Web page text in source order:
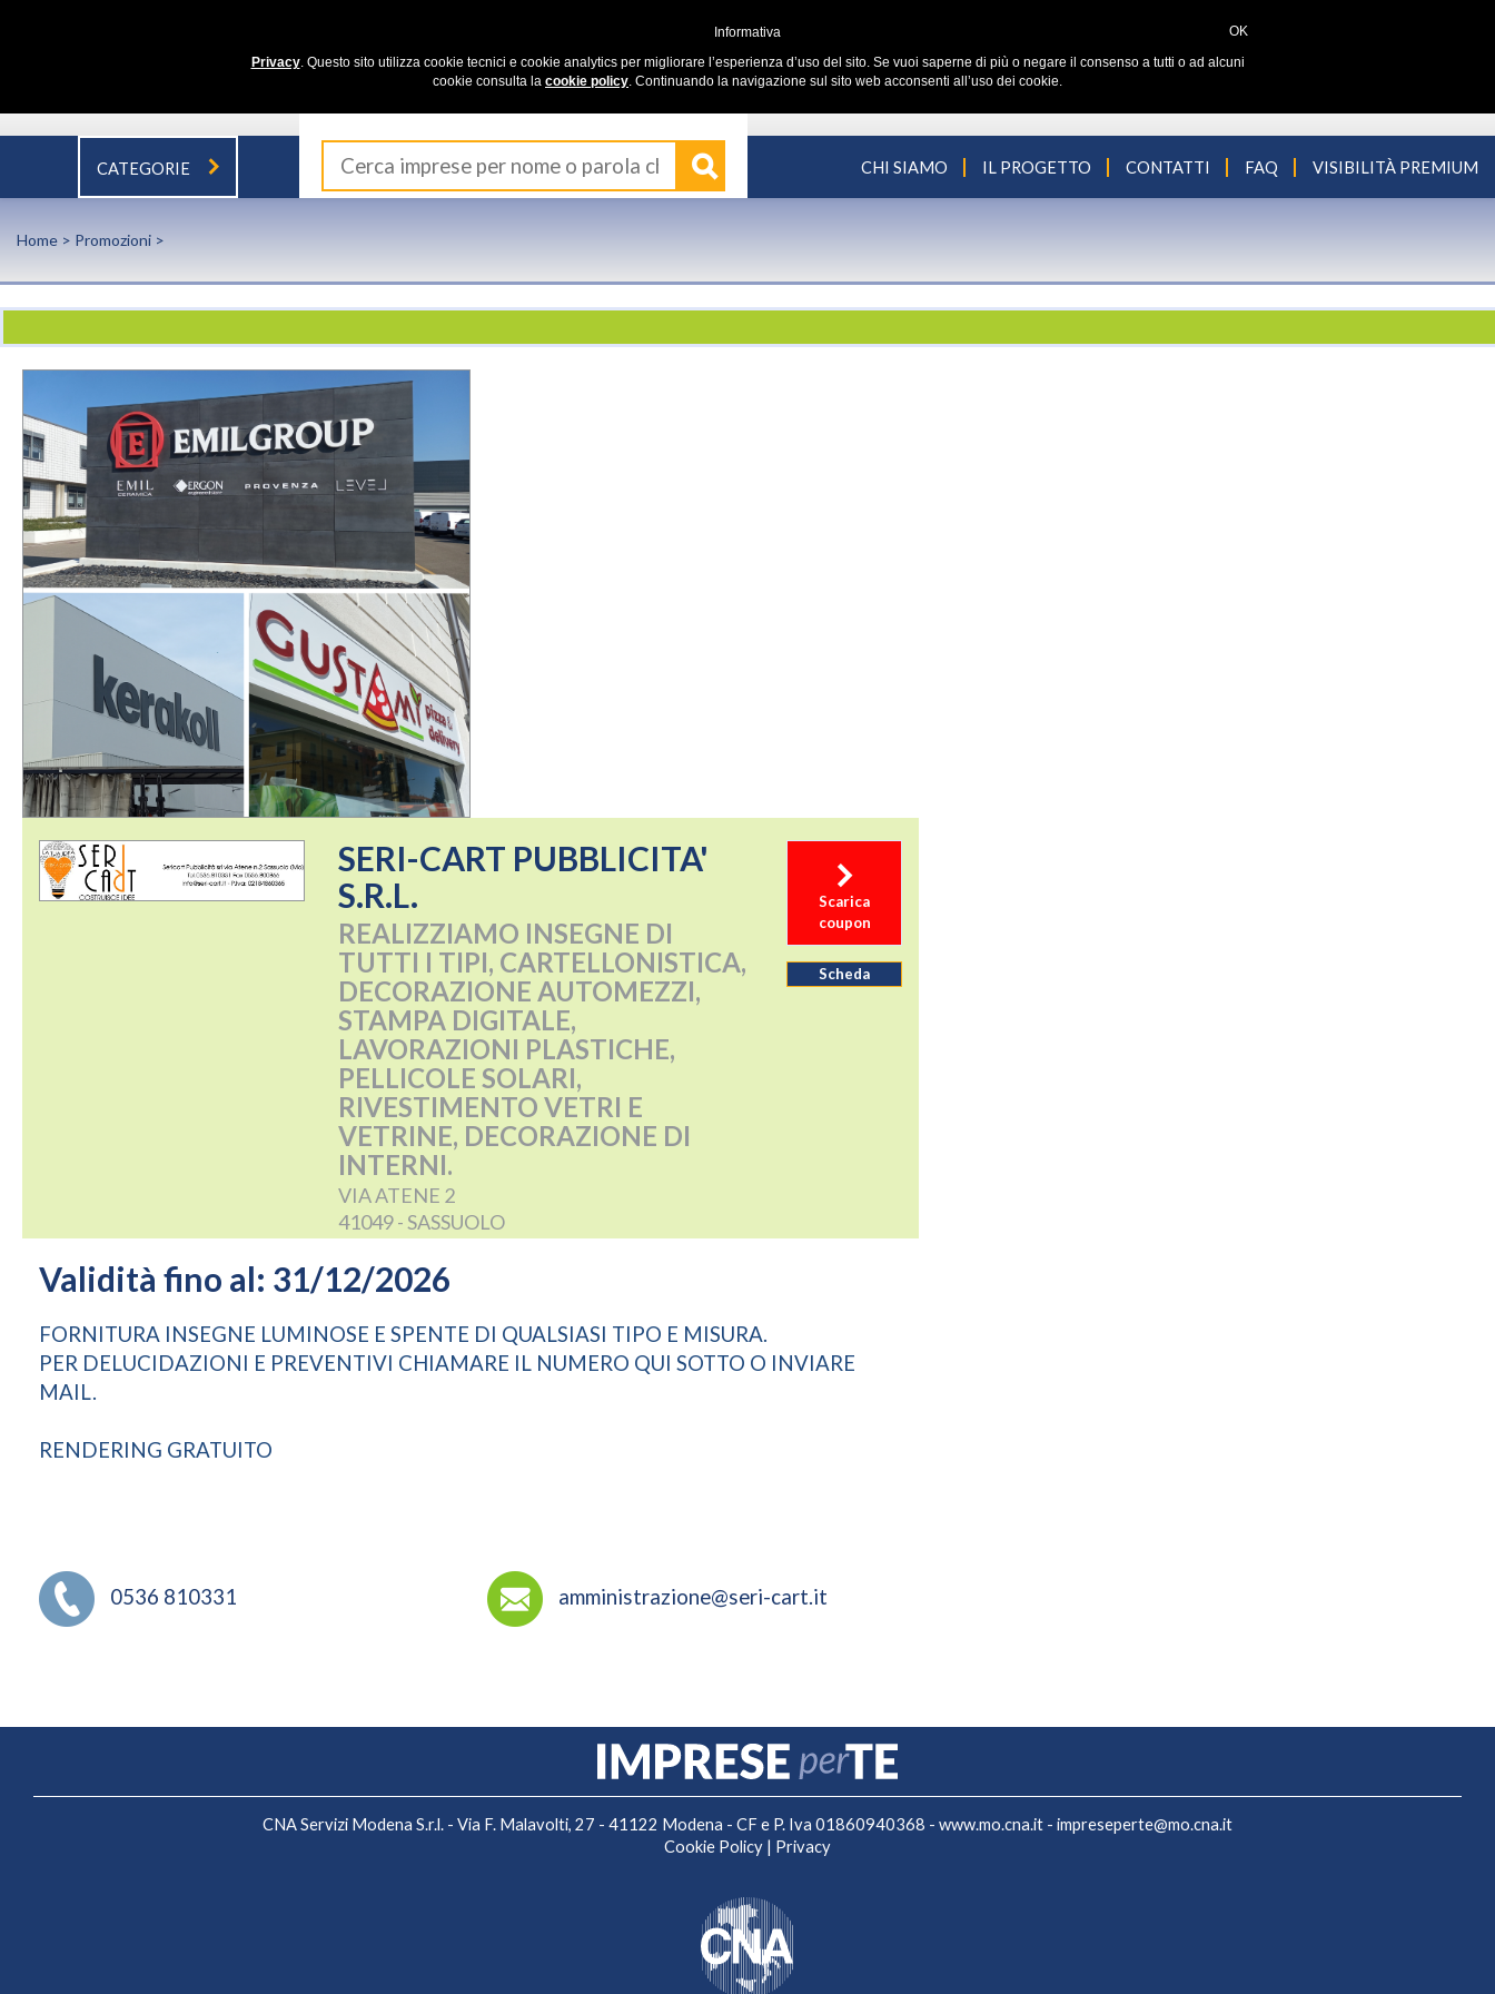
CATEGORIE CHI SIAMO IL PROGETTO CONTATTI FAQ VISIBILITÀ PREMIUM
Home > Promozioni >
SERI-CART PUBBLICITA'
S.R.L.
REALIZZIAMO INSEGNE DI
TUTTI I TIPI, CARTELLONISTICA,
DECORAZIONE AUTOMEZZI,
STAMPA DIGITALE,
LAVORAZIONI PLASTICHE,
PELLICOLE SOLARI,
RIVESTIMENTO VETRI E
VETRINE, DECORAZIONE DI
INTERNI.
VIA ATENE 2
41049 - SASSUOLO
Scarica
coupon
Scheda
Validità fino al: 31/12/2026
FORNITURA INSEGNE LUMINOSE E SPENTE DI QUALSIASI TIPO E MISURA.
PER DELUCIDAZIONI E PREVENTIVI CHIAMARE IL NUMERO QUI SOTTO O INVIARE
MAIL.
RENDERING GRATUITO
0536 810331 amministrazione@seri-cart.it
CNA Servizi Modena S.r.l. - Via F. Malavolti, 27 - 41122 Modena - CF e P. Iva 01860940368 - www.mo.cna.it - impreseperte@mo.cna.it
Cookie Policy | Privacy
OK
Informativa
Privacy. Questo sito utilizza cookie tecnici e cookie analytics per migliorare l’esperienza d’uso del sito. Se vuoi saperne di più o negare il consenso a tutti o ad alcuni
cookie consulta la cookie policy. Continuando la navigazione sul sito web acconsenti all’uso dei cookie.